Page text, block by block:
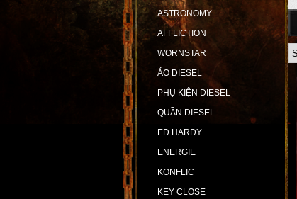
ASTRONOMY
AFFLICTION
WORNSTAR
ÁO DIESEL
PHỤ KIỆN DIESEL
QUẦN DIESEL
ED HARDY
ENERGIE
KONFLIC
KEY CLOSE